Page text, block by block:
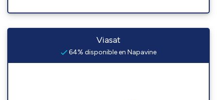
Viasat
64% disponible en Napavine